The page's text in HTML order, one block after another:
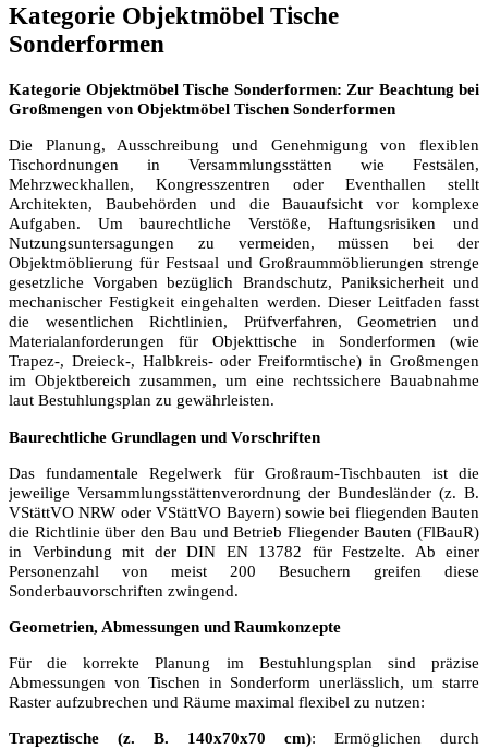
Kategorie Objektmöbel Tische
Sonderformen
Kategorie Objektmöbel Tische Sonderformen: Zur Beachtung bei
Großmengen von Objektmöbel Tischen Sonderformen
Die Planung, Ausschreibung und Genehmigung von flexiblen
Tischordnungen in Versammlungsstätten wie Festsälen,
Mehrzweckhallen, Kongresszentren oder Eventhallen stellt
Architekten, Baubehörden und die Bauaufsicht vor komplexe
Aufgaben. Um baurechtliche Verstöße, Haftungsrisiken und
Nutzungsuntersagungen zu vermeiden, müssen bei der
Objektmöblierung für Festsaal und Großraummöblierungen strenge
gesetzliche Vorgaben bezüglich Brandschutz, Paniksicherheit und
mechanischer Festigkeit eingehalten werden. Dieser Leitfaden fasst
die wesentlichen Richtlinien, Prüfverfahren, Geometrien und
Materialanforderungen für Objekttische in Sonderformen (wie
Trapez-, Dreieck-, Halbkreis- oder Freiformtische) in Großmengen
im Objektbereich zusammen, um eine rechtssichere Bauabnahme
laut Bestuhlungsplan zu gewährleisten.
Baurechtliche Grundlagen und Vorschriften
Das fundamentale Regelwerk für Großraum-Tischbauten ist die
jeweilige Versammlungsstättenverordnung der Bundesländer (z. B.
VStättVO NRW oder VStättVO Bayern) sowie bei fliegenden Bauten
die Richtlinie über den Bau und Betrieb Fliegender Bauten (FlBauR)
in Verbindung mit der DIN EN 13782 für Festzelte. Ab einer
Personenzahl von meist 200 Besuchern greifen diese
Sonderbauvorschriften zwingend.
Geometrien, Abmessungen und Raumkonzepte
Für die korrekte Planung im Bestuhlungsplan sind präzise
Abmessungen von Tischen in Sonderform unerlässlich, um starre
Raster aufzubrechen und Räume maximal flexibel zu nutzen:
Trapeztische (z. B. 140x70x70 cm): Ermöglichen durch